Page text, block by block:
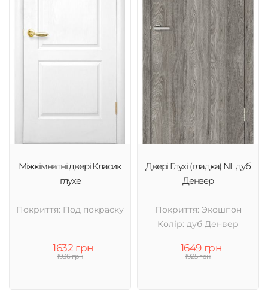
Міжкімнатні двері Класик
глухе
Покриття: Под покраску
1632 грн
1936 грн
Двері Глухі (гладка) NL дуб
Денвер
Покриття: Экошпон
Колір: дуб Денвер
1649 грн
1925 грн